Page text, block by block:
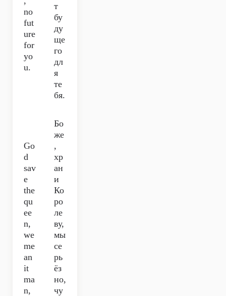
no
fut
ure
for
yo
u.
т
бу
ду
ще
го
дл
я
те
бя.
Go
d
sav
e
the
qu
ee
n,
we
me
an
it
ma
n,
Бо
же
,
хр
ан
и
Ко
ро
ле
ву,
мы
се
рь
ёз
но,
чу